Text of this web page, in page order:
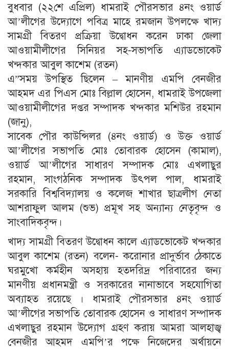
বুধবার (২২শে এপ্রিল) ধামরাই পৌরসভার ৪নং ওয়ার্ড
আ’লীগের উদ্যোগে পবিত্র মাহে রমজান উপলক্ষে খাদ্য
সামগ্রী বিতরণ প্রক্রিয়া উদ্বোধন করেন ঢাকা জেলা
আওয়ামীলীগের সিনিয়র সহ-সভাপতি এ্যাডভোকেট
খন্দকার আবুল কাশেম (রতন)
এ”সময় উপস্থিত ছিলেন – মানণীয় এমপি বেনজীর
আহমদ এর পিএস মোঃ বিল্লাল হোসেন, ধামরাই উপজেলা
আওয়ামীলীগের দপ্তর সম্পাদক খন্দকার মশিউর রহমান
(জানু),
সাবেক পৌর কাউন্সিলর (৪নং ওয়ার্ড) ও উক্ত ওয়ার্ড
আ’লীগের সভাপতি মোঃ তোবারক হোসেন (কামাল),
ওয়ার্ড আ’লীগের সাধারণ সম্পাদক মোঃ এখলাছুর
রহমান, সাংগঠনিক সম্পাদক উৎপল পাল, ধামরাই
সরকারি বিশ্ববিদ্যালয় ও কলেজ শাখার ছাত্রলীগ নেতা
আশরাফুল আলম (শুভ) প্রমূখ সহ অন্যান্য নেতৃবৃন্দ ও
সাংবাদিকবৃন্দ।
খাদ্য সামগ্রী বিতরণ উদ্বোধন কালে এ্যাডভোকেট খন্দকার
আবুল কাশেম (রতন) বলেন- করোনার প্রাদুর্ভাব ঠেকাতে
ঘরমুখো কর্মহীন অসহায় হতদরিদ্র পরিবারের জন্য
মানণীয় প্রধানমন্ত্রী ও সরকারের নানাভাবে সহযোগিতা
অব্যাহত রয়েছে । ধামরাই পৌরসভার ৪নং ওয়ার্ড
আ’লীগের সভাপতি তোবারক হোসেন ও সাধারণ সম্পাদক
এখলাছুর রহমান উদ্যোগ গ্রহণ করায় আমরা আলহাজ্ব
বেনজীর আহমদ এমপি’র পক্ষে নিজেদের অর্থায়নে